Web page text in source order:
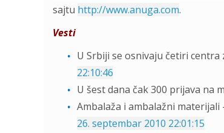
sajtu http://www.anuga.com.
Vesti
U Srbiji se osnivaju četiri
22:10:46
U šest dana čak 300 prijava na
Ambalaža i ambalažni
26. septembar 2010 22:01:15